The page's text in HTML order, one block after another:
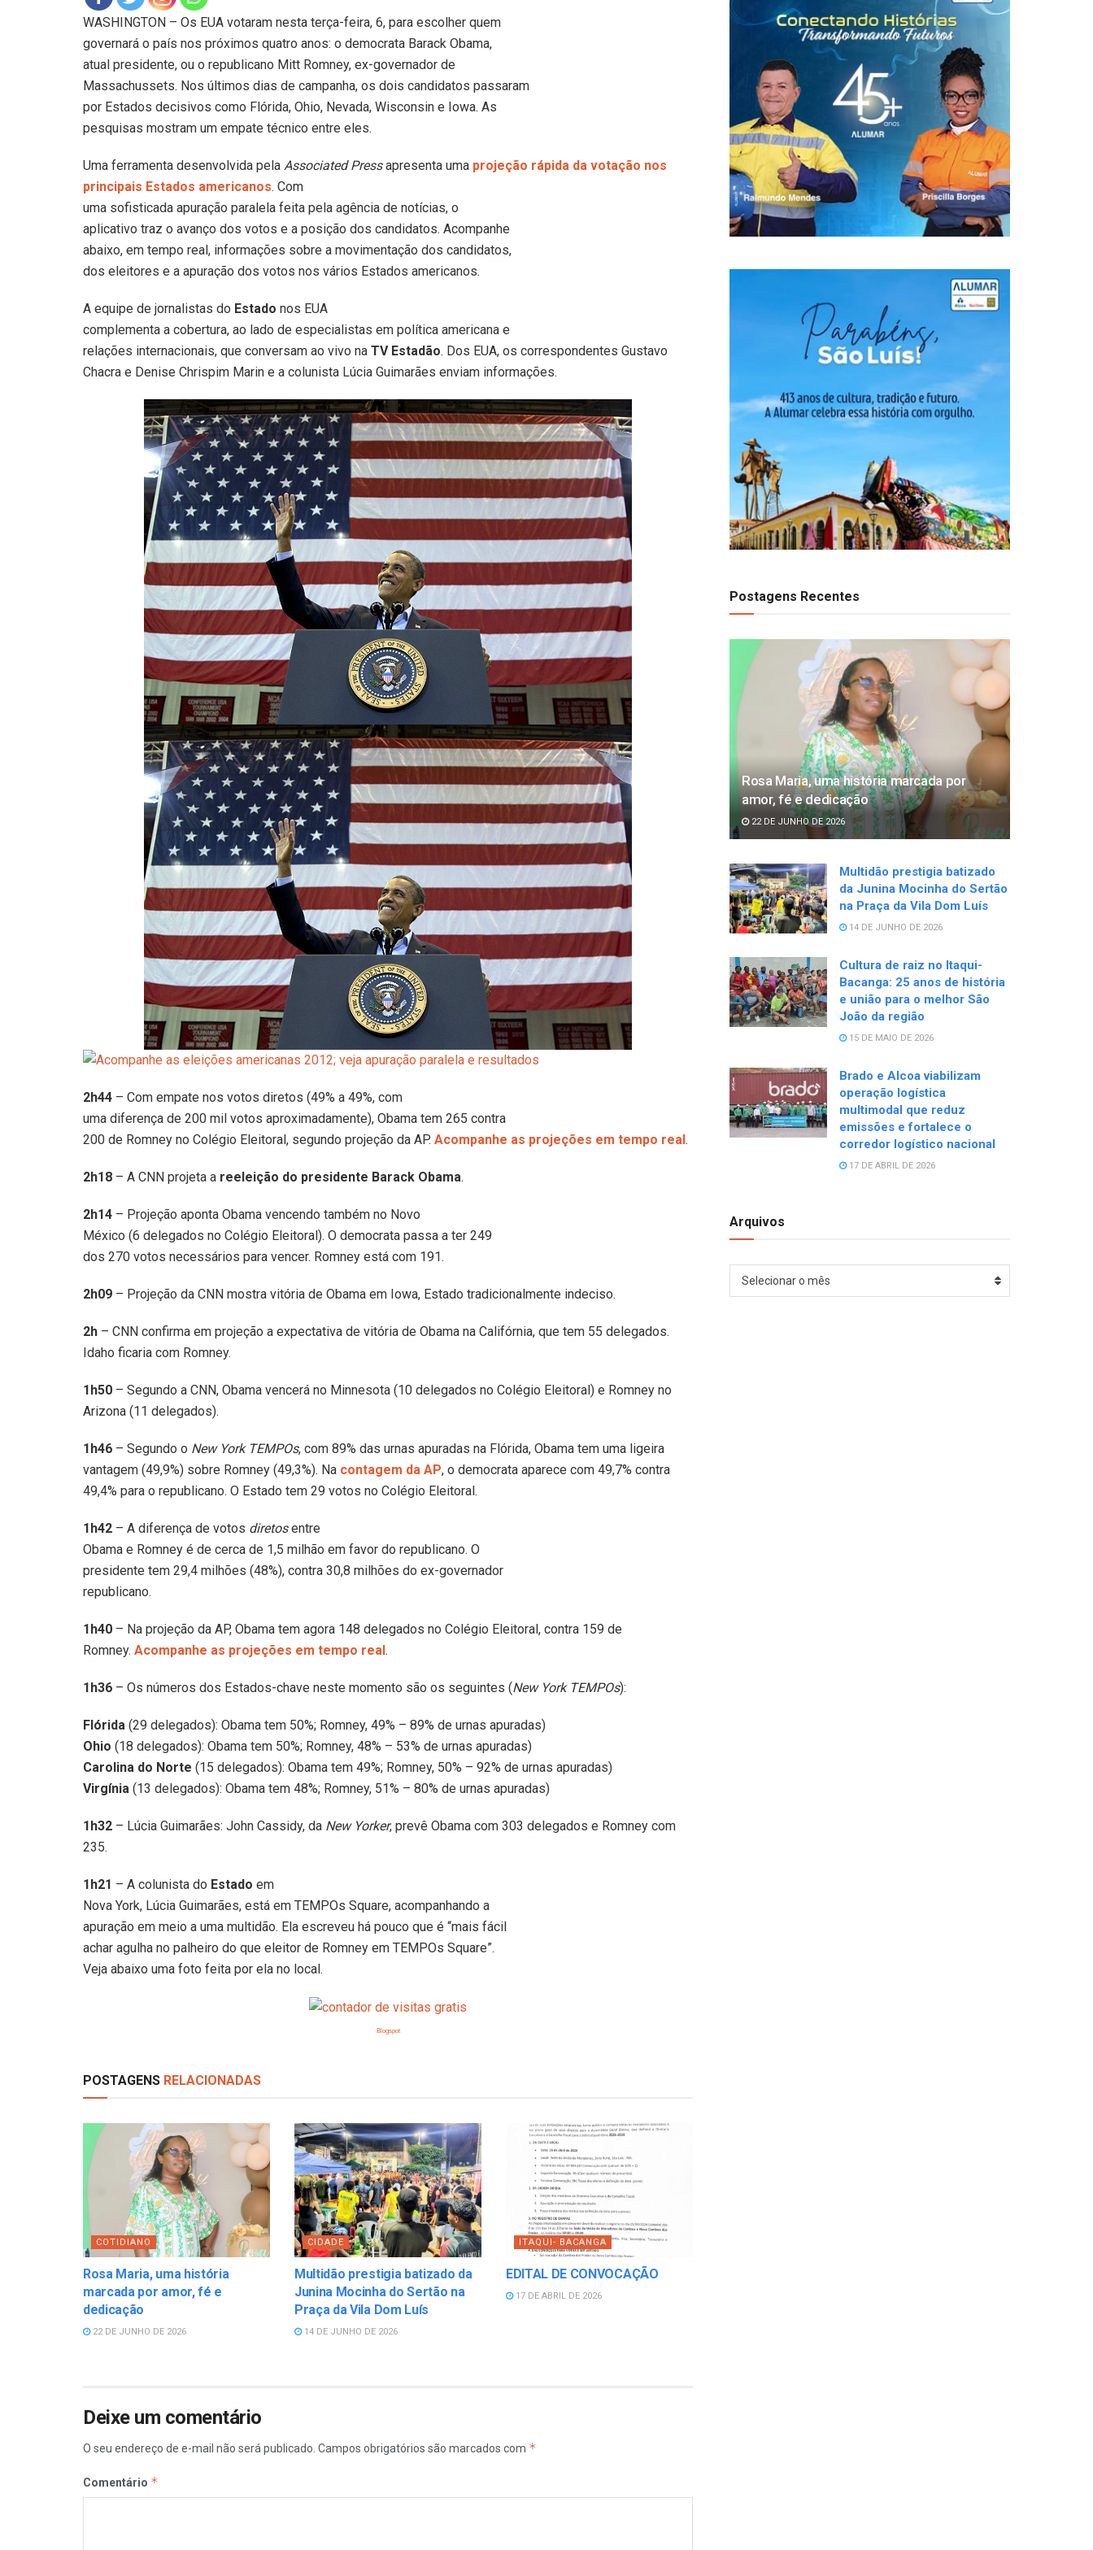
WASHINGTON – Os EUA votaram nesta terça-feira, 6, para escolher quem
governará o país nos próximos quatro anos: o democrata Barack Obama,
atual presidente, ou o republicano Mitt Romney, ex-governador de
Massachussets. Nos últimos dias de campanha, os dois candidatos passaram
por Estados decisivos como Flórida, Ohio, Nevada, Wisconsin e Iowa. As
pesquisas mostram um empate técnico entre eles.
Uma ferramenta desenvolvida pela Associated Pressapresenta uma projeção rápida da votação nos
principais Estados americanos. Com
uma sofisticada apuração paralela feita pela agência de notícias, o
aplicativo traz o avanço dos votos e a posição dos candidatos. Acompanhe
abaixo, em tempo real, informações sobre a movimentação dos candidatos,
dos eleitores e a apuração dos votos nos vários Estados americanos.
A equipe de jornalistas do Estado nos EUA
complementa a cobertura, ao lado de especialistas em política americana e
relações internacionais, que conversam ao vivo na TV Estadão. Dos EUA, os correspondentes Gustavo
Chacra e Denise Chrispim Marin e a colunista Lúcia Guimarães enviam informações.
2h44 – Com empate nos votos diretos (49% a 49%, com
uma diferença de 200 mil votos aproximadamente), Obama tem 265 contra
200 de Romney no Colégio Eleitoral, segundo projeção da AP. Acompanhe as projeções em tempo real .
2h18 – A CNN projeta a reeleição do presidente Barack Obama.
2h14 – Projeção aponta Obama vencendo também no Novo
México (6 delegados no Colégio Eleitoral). O democrata passa a ter 249
dos 270 votos necessários para vencer. Romney está com 191.
2h09 – Projeção da CNN mostra vitória de Obama em Iowa, Estado tradicionalmente indeciso.
2h – CNN confirma em projeção a expectativa de vitória de Obama na Califórnia, que tem 55 delegados.
Idaho ficaria com Romney.
1h50 – Segundo a CNN, Obama vencerá no Minnesota (10 delegados no Colégio Eleitoral) e Romney no
Arizona (11 delegados).
1h46 – Segundo o New York TEMPOs, com 89% das urnas apuradas na Flórida, Obama tem uma ligeira
vantagem (49,9%) sobre Romney (49,3%). Na contagem da AP, o democrata aparece com 49,7% contra
49,4% para o republicano. O Estado tem 29 votos no Colégio Eleitoral.
1h42 – A diferença de votos diretosentre
Obama e Romney é de cerca de 1,5 milhão em favor do republicano. O
presidente tem 29,4 milhões (48%), contra 30,8 milhões do ex-governador
republicano.
1h40 – Na projeção da AP, Obama tem agora 148 delegados no Colégio Eleitoral, contra 159 de
Romney. Acompanhe as projeções em tempo real .
1h36 – Os números dos Estados-chave neste momento são os seguintes (New York TEMPOs):
Flórida (29 delegados): Obama tem 50%; Romney, 49% – 89% de urnas apuradas)
Ohio (18 delegados): Obama tem 50%; Romney, 48% – 53% de urnas apuradas)
Carolina do Norte (15 delegados): Obama tem 49%; Romney, 50% – 92% de urnas apuradas)
Virgínia (13 delegados): Obama tem 48%; Romney, 51% – 80% de urnas apuradas)
1h32 – Lúcia Guimarães: John Cassidy, da New Yorker, prevê Obama com 303 delegados e Romney com
235.
1h21 – A colunista do Estado em
Nova York, Lúcia Guimarães, está em TEMPOs Square, acompanhando a
apuração em meio a uma multidão. Ela escreveu há pouco que é “mais fácil
achar agulha no palheiro do que eleitor de Romney em TEMPOs Square”.
Veja abaixo uma foto feita por ela no local.
Blogspot
POSTAGENS RELACIONADAS
COTIDIANO
Rosa Maria, uma história
marcada por amor, fé e
dedicação
22 DE JUNHO DE 2026
CIDADE
Multidão prestigia batizado da
Junina Mocinha do Sertão na
Praça da Vila Dom Luís
14 DE JUNHO DE 2026
ITAQUI- BACANGA
EDITAL DE CONVOCAÇÃO
17 DE ABRIL DE 2026
Deixe um comentário
O seu endereço de e-mail não será publicado. Campos obrigatórios são marcados com *
Comentário *
Postagens Recentes
Rosa Maria, uma história marcada por
amor, fé e dedicação
22 DE JUNHO DE 2026
Multidão prestigia batizado
da Junina Mocinha do Sertão
na Praça da Vila Dom Luís
14 DE JUNHO DE 2026
Cultura de raiz no Itaqui-
Bacanga: 25 anos de história
e união para o melhor São
João da região
15 DE MAIO DE 2026
Brado e Alcoa viabilizam
operação logística
multimodal que reduz
emissões e fortalece o
corredor logístico nacional
17 DE ABRIL DE 2026
Arquivos
Arquivos
Selecionar o mês